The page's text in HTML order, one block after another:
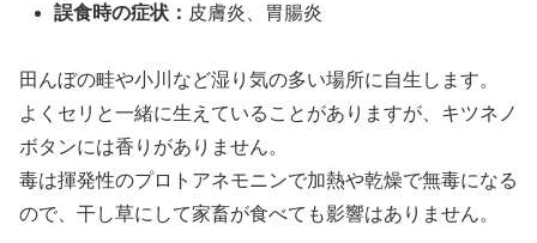
誤食時の症状： 皮膚炎、胃腸炎
田んぼの畦や小川など湿り気の多い場所に自生します。
よくセリと一緒に生えていることがありますが、キツネノ
ボタンには香りがありません。
毒は揮発性のプロトアネモニンで加熱や乾燥で無毒になる
ので、干し草にして家畜が食べても影響はありません。